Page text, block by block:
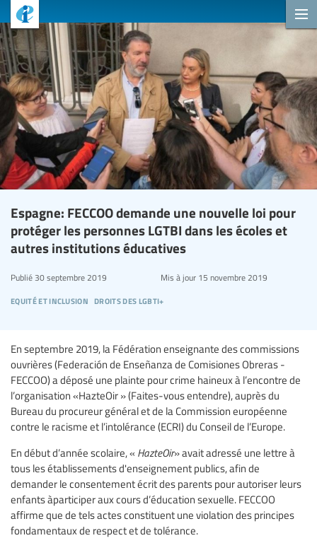
Espagne: FECCOO demande une nouvelle loi pour
protéger les personnes LGTBI dans les écoles et
autres institutions éducatives
equité et inclusion droits des lgbti+
Publié 30 septembre 2019 Mis à jour15 novembre 2019
En septembre 2019, la Fédération enseignante des commissions
ouvrières (Federación de Enseñanza de Comisiones Obreras -
FECCOO) a déposé une plainte pour crime haineux à l’encontre de
l’organisation «HazteOir » (Faites-vous entendre), auprès du
Bureau du procureur général et de la Commission européenne
contre le racisme et l’intolérance (ECRI) du Conseil de l’Europe.
En début d’année scolaire, « HazteOir» avait adressé une lettre à
tous les établissements d'enseignement publics, afin de
demander le consentement écrit des parents pour autoriser leurs
enfants àparticiper aux cours d’éducation sexuelle. FECCOO
affirme que de tels actes constituent une violation des principes
fondamentaux de respect et de tolérance.